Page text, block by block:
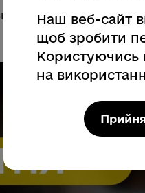
виклику» та
Наш веб-сайт
щоб зробити
Користуючись
на